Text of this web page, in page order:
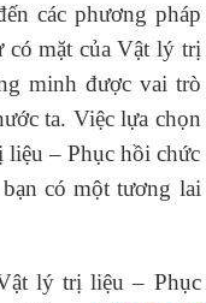
các phương pháp
có mặt của Vật lý trị
minh được vai trò
ta. Việc lựa chọn
liệu – Phục hồi chức
có một tương lai
lý trị liệu – Phục